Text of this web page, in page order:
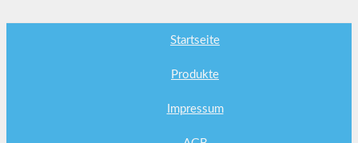
Startseite
Produkte
Impressum